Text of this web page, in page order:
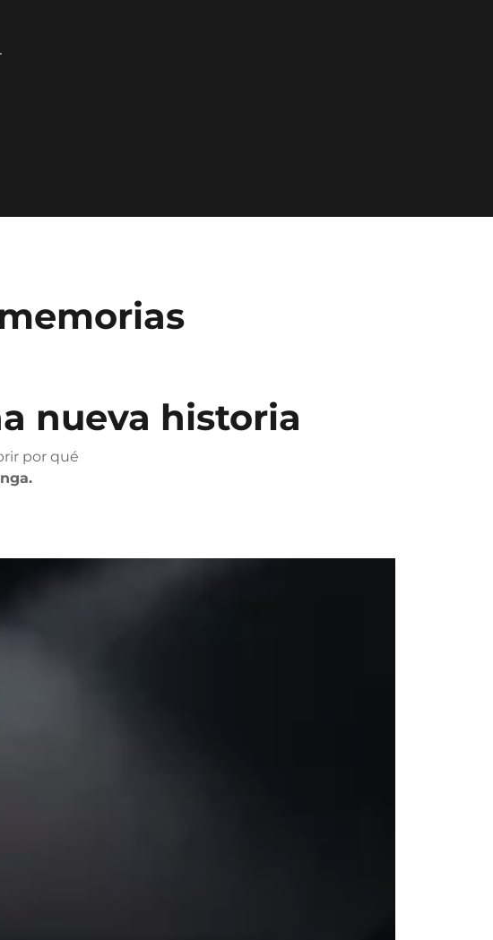
nueva historia
por qué